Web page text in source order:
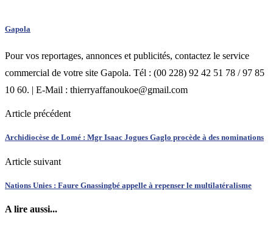
Gapola
Pour vos reportages, annonces et publicités, contactez le service
commercial de votre site Gapola. Tél : (00 228) 92 42 51 78 / 97 85
10 60. | E-Mail : thierryaffanoukoe@gmail.com
Article précédent
Archidiocèse de Lomé : Mgr Isaac Jogues Gaglo procède à des nominations
Article suivant
Nations Unies : Faure Gnassingbé appelle à repenser le multilatéralisme
A lire aussi...